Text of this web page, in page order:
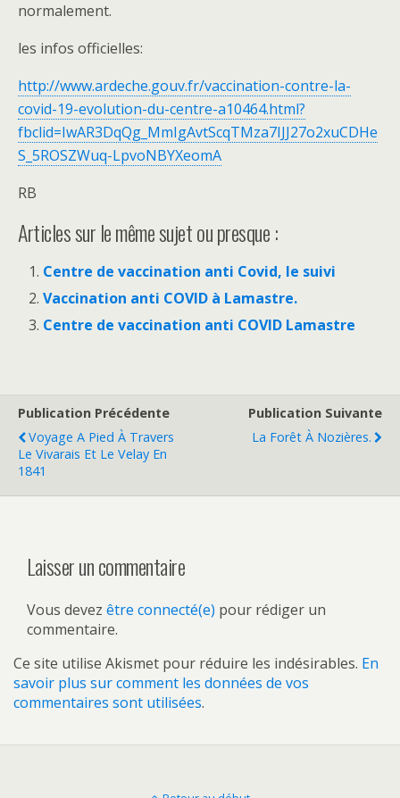
normalement.
les infos officielles:
http://www.ardeche.gouv.fr/vaccination-contre-la-
covid-19-evolution-du-centre-a10464.html?
fbclid=IwAR3DqQg_MmIgAvtScqTMza7IJJ27o2xuCDHe
S_5ROSZWuq-LpvoNBYXeomA
RB
Articles sur le même sujet ou presque :
Centre de vaccination anti Covid, le suivi
Vaccination anti COVID à Lamastre.
Centre de vaccination anti COVID Lamastre
Publication Précédente
Voyage A Pied À Travers
Le Vivarais Et Le Velay En
1841
Publication Suivante
La Forêt À Nozières.
Laisser un commentaire
Vous devez être connecté(e) pour rédiger un
commentaire.
Ce site utilise Akismet pour réduire les indésirables. En
savoir plus sur comment les données de vos
commentaires sont utilisées.